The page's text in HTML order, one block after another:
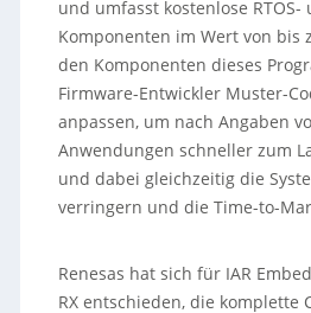
und umfasst kostenlose
Komponenten im Wert von bis
den Komponenten dieses
Firmware-Entwickler Muster-
anpassen, um nach Angaben
Anwendungen schneller zum
und dabei gleichzeitig die
verringern und die Time-to-
Renesas hat sich für IAR
RX entschieden, die komplette